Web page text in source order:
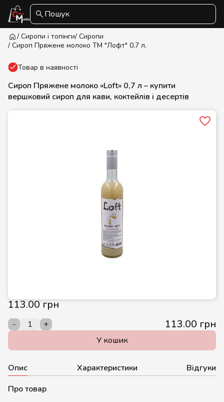
Пошук
/ Сиропи і топінги/ Сиропи
/ Сироп Пряжене молоко ТМ "Лофт" 0,7 л.
Товар в наявності
Сироп Пряжене молоко «Loft» 0,7 л – купити
вершковий сироп для кави, коктейлів і десертів
113.00 грн
- + 113.00 грн
У кошик
Опис Характеристики
Відгуки
Про товар